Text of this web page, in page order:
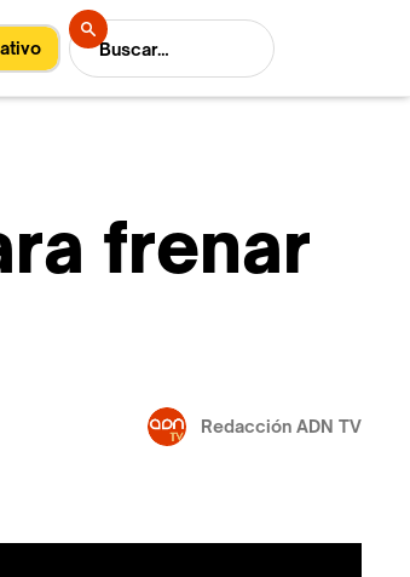
frenar
Redacción ADN TV